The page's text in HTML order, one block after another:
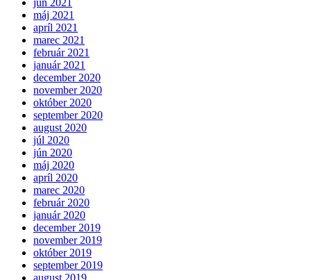
máj 2021
apríl 2021
marec 2021
február 2021
január 2021
december 2020
november 2020
október 2020
september 2020
august 2020
júl 2020
jún 2020
máj 2020
apríl 2020
marec 2020
február 2020
január 2020
december 2019
november 2019
október 2019
september 2019
august 2019